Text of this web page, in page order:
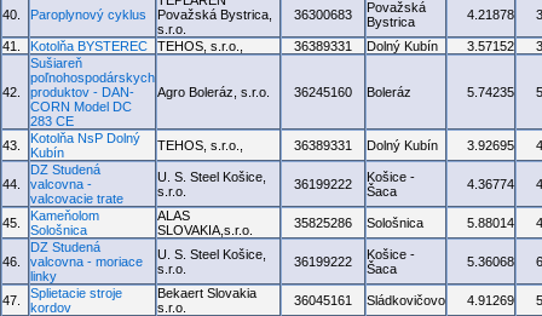
40. Paroplynový cyklus
Považská Bystrica,
s.r.o.
36300683
Považská
Bystrica
4.21878
41. Kotolňa BYSTEREC TEHOS, s.r.o., 36389331 Dolný Kubín 3.57152
42.
Sušiareň
poľnohospodárskych
produktov - DAN-
CORN Model DC
283 CE
Agro Boleráz, s.r.o. 36245160 Boleráz 5.74235
43.
Kotolňa NsP Dolný
Kubín
TEHOS, s.r.o., 36389331 Dolný Kubín 3.92695
44.
DZ Studená
valcovna -
valcovacie trate
U. S. Steel Košice,
s.r.o.
36199222
Košice -
Šaca
4.36774
45.
Kameňolom
Sološnica
ALAS
SLOVAKIA,s.r.o.
35825286 Sološnica 5.88014
46.
DZ Studená
valcovna - moriace
linky
U. S. Steel Košice,
s.r.o.
36199222
Košice -
Šaca
5.36068
47.
Splietacie stroje
kordov
Bekaert Slovakia
s.r.o.
36045161 Sládkovičovo 4.91269